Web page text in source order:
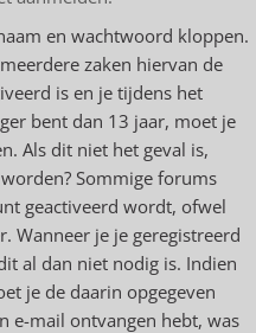
en wachtwoord kloppen.
zaken hiervan de
is en je tijdens het
bent dan 13 jaar, moet je
Als dit niet het geval is,
Sommige forums
geactiveerd wordt, ofwel
Wanneer je je geregistreerd
al dan niet nodig is. Indien
je de daarin opgegeven
e-mail ontvangen hebt, was